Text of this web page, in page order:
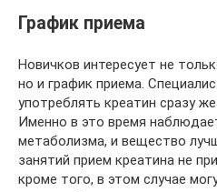
График приема
Новичков интересует не
но и график приема.
употреблять креатин сразу
Именно в это время
метаболизма, и вещество
занятий прием креатина не
кроме того, в этом случае